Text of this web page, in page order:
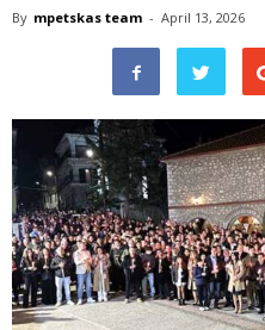
By mpetskas team - April 13, 2026